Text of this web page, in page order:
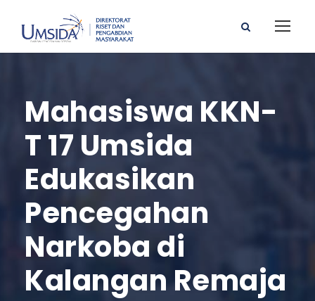
Mahasiswa KKN-
T 17 Umsida
Edukasikan
Pencegahan
Narkoba di
Kalangan Remaja